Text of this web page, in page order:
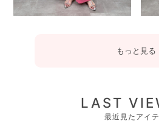
もっと見る
LAST
最近見たアイ